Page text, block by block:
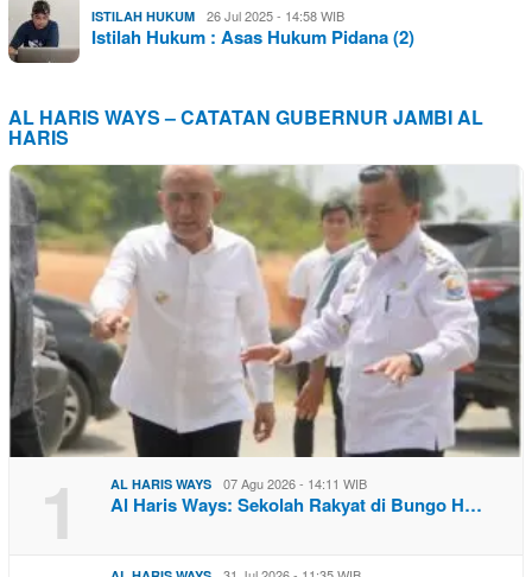
ISTILAH HUKUM 26 Jul 2025 - 14:58 WIB
Istilah Hukum : Asas Hukum Pidana (2)
AL HARIS WAYS – CATATAN GUBERNUR JAMBI AL
HARIS
1 AL HARIS WAYS 07 Agu 2026 - 14:11 WIB
Al Haris Ways: Sekolah Rakyat di Bungo H…